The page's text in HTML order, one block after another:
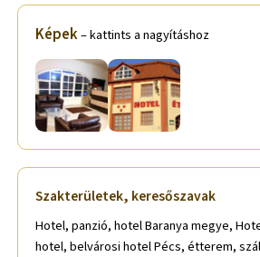
Képek– kattints a nagyításhoz
Szakterületek, keresőszavak
Hotel, panzió, hotel Baranya megye,
hotel, belvárosi hotel Pécs, étterem,